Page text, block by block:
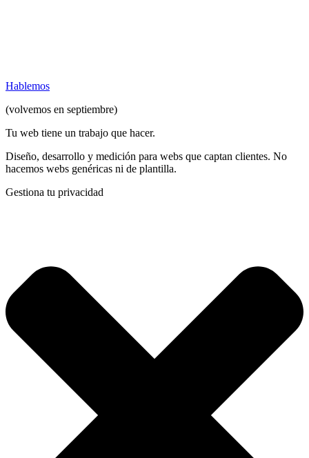
Hablemos
(volvemos en septiembre)
Tu web tiene un trabajo que hacer.
Diseño, desarrollo y medición para webs que captan clientes. No
hacemos webs genéricas ni de plantilla.
Gestiona tu privacidad